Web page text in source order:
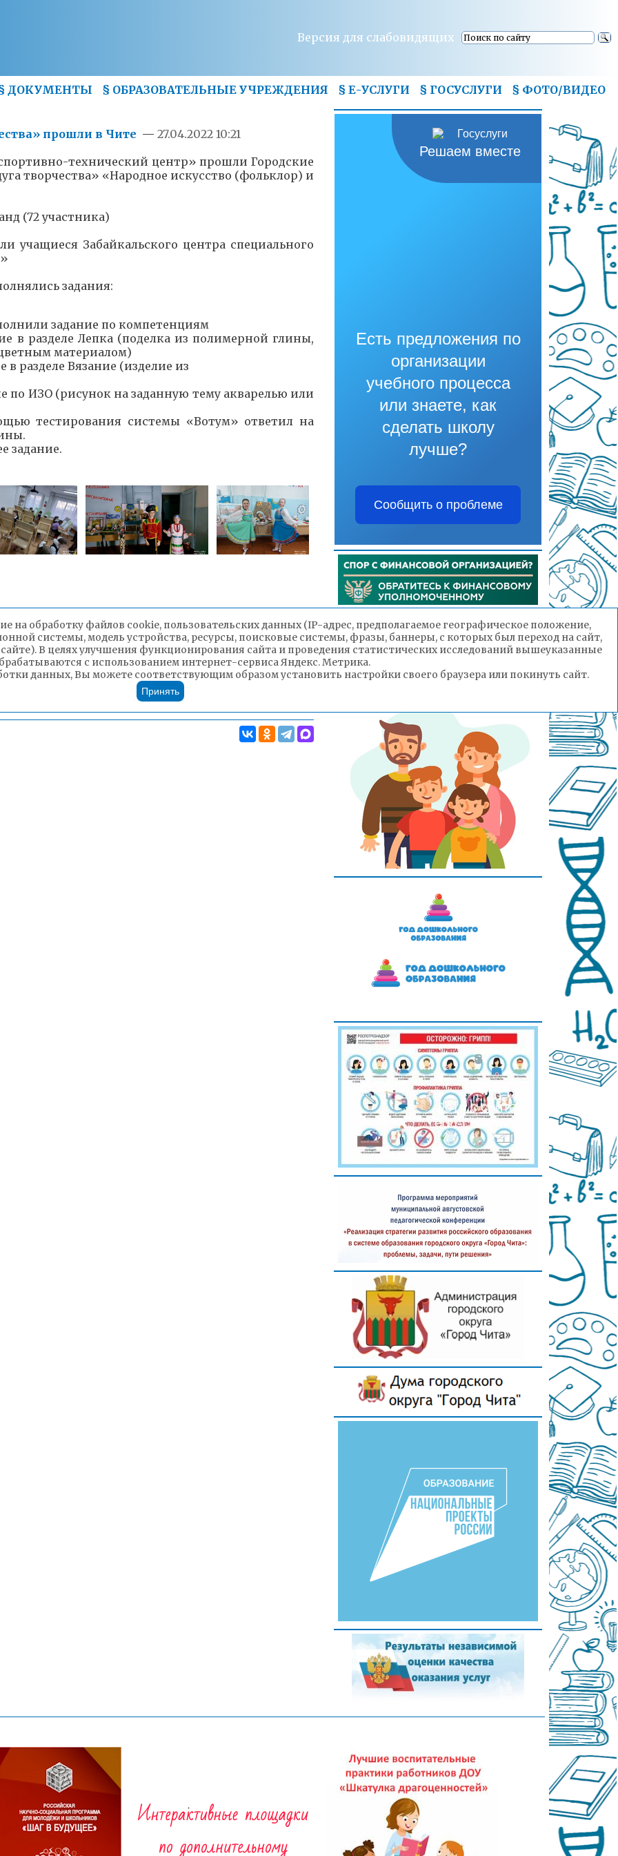
Версия для слабовидящих
ДОКУМЕНТЫ § ОБРАЗОВАТЕЛЬНЫЕ УЧРЕЖДЕНИЯ § Е-УСЛУГИ § ГОСУСЛУГИ § ФОТО/ВИДЕО
прошли в Чите — 27.04.2022 10:21
технический центр» прошли Городские
творчества» «Народное искусство (фольклор) и
(72 участника)
учащиеся Забайкальского центра специального
задания:
задание по компетенциям
в разделе Лепка (поделка из полимерной глины,
материалом)
разделе Вязание (изделие из
по ИЗО (рисунок на заданную тему акварелью или
тестирования системы «Вотум» ответил на
задание.
городского округа «Город Чита»
Решаем вместе
Есть предложения по
организации
учебного процесса
или знаете, как
сделать школу
лучше?
Сообщить о проблеме
на обработку файлов cookie, пользовательских данных (IP-адрес, предполагаемое географическое положение,
системы, модель устройства, ресурсы, поисковые системы, фразы, баннеры, с которых был переход на сайт,
В целях улучшения функционирования сайта и проведения статистических исследований вышеуказанные
с использованием интернет-сервиса Яндекс. Метрика.
данных, Вы можете соответствующим образом установить настройки своего браузера или покинуть сайт.
Принять